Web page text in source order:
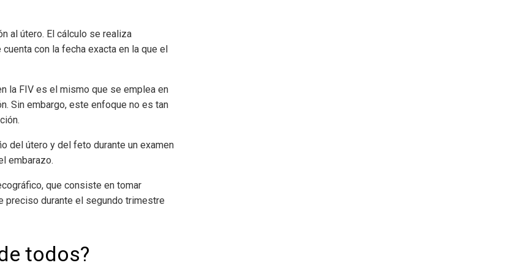
al útero. El cálculo se realiza
con la fecha exacta en la que el
la FIV es el mismo que se emplea en
Sin embargo, este enfoque no es tan
del útero y del feto durante un examen
embarazo.
que consiste en tomar
preciso durante el segundo trimestre
todos?